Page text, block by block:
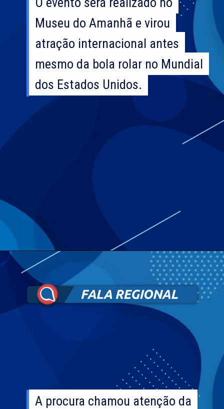
Museu do Amanhã e virou
atração internacional antes
mesmo da bola rolar no Mundial
dos Estados Unidos.
Museu do Amanhã e virou
atração internacional antes
mesmo da bola rolar no Mundial
dos Estados Unidos.
A procura chamou atenção da
A procura chamou atenção da